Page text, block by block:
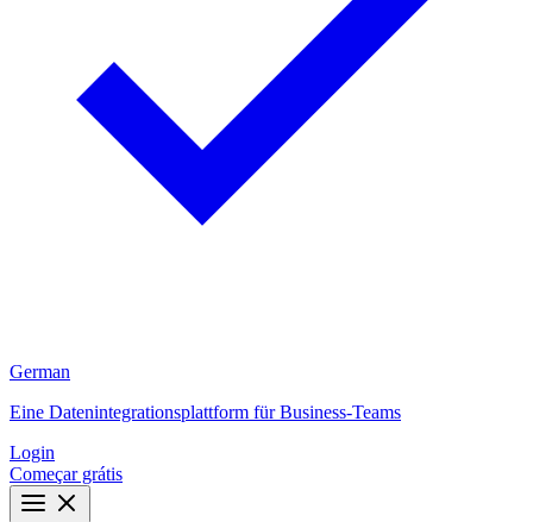
German
Eine Datenintegrationsplattform für Business-Teams
Login
Começar grátis